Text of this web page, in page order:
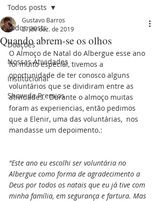
Todos posts
Doações
Nossas Atividades
Institucional
Show de Premios
Todos posts
Quando abrem-se os olhos
Gustavo Barros
27 de dez. de 2019
O Almoço de Natal do Albergue esse ano
foi muito especial, tivemos a
oportunidade de ter conosco alguns
voluntários que se dividiram entre as
atividades.  Durante o almoço muitas
foram as experiencias, então pedimos
que a Elenir, uma das voluntárias,  nos
mandasse um depoimento.:
"Este ano eu escolhi ser voluntária no
Albergue como forma de agradecimento a
Deus por todos os natais que eu já tive com
minha família, em segurança e fartura. Mas